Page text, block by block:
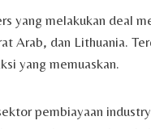
yang melakukan deal
Arab, dan Lithuania.
yang memuaskan.
pembiayaan